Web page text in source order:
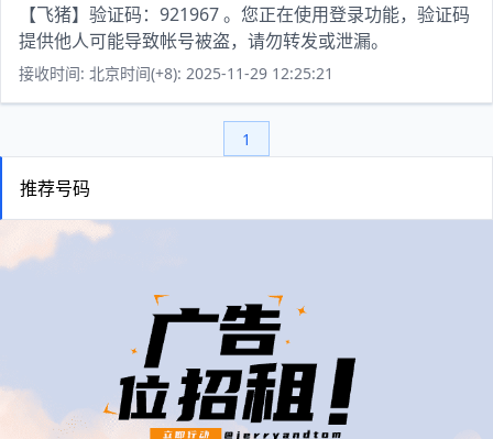
【飞猪】验证码：921967 。您正在使用登录功能，验证码
提供他人可能导致帐号被盗，请勿转发或泄漏。
接收时间: 北京时间(+8): 2025-11-29 12:25:21
1
推荐号码